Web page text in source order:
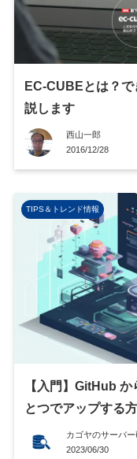
EC-CUBEとは？
説します
西山一郎
2016/12/28
TIPS＆トレンド情報
【入門】GitHub
とつでアップする
カゴヤのサーバ
2023/06/30